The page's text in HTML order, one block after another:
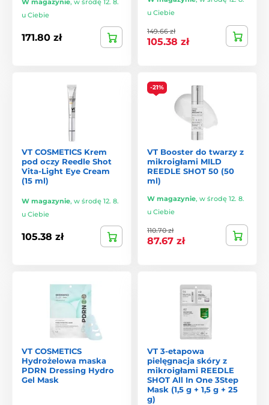
W magazynie, w środę 12. 8.
u Ciebie
171.80 zł
u Ciebie
149.66 zł
105.38 zł
VT COSMETICS Krem
pod oczy Reedle Shot
Vita-Light Eye Cream
(15 ml)
W magazynie, w środę 12. 8.
u Ciebie
105.38 zł
-21%
VT Booster do twarzy z
mikroigłami MILD
REEDLE SHOT 50 (50
ml)
W magazynie, w środę 12. 8.
u Ciebie
110.70 zł
87.67 zł
VT COSMETICS
Hydrożelowa maska
PDRN Dressing Hydro
Gel Mask
VT 3-etapowa
pielęgnacja skóry z
mikroigłami REEDLE
SHOT All In One 3Step
Mask (1,5 g + 1,5 g + 25
g)